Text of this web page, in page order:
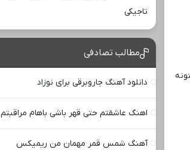
تاجیکی
مطالب تصادفی
دانلود آهنگ جاروبرقی برای نوزاد
اهنگ عاشقتم حتی قهر باشی باهام مراقبتم
آهنگ شمس قمر مهمان من ریمیکس